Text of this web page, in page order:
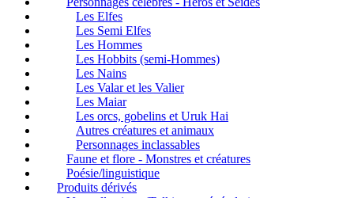
Les Elfes
Les Semi Elfes
Les Hommes
Les Hobbits (semi-Hommes)
Les Nains
Les Valar et les Valier
Les Maiar
Les orcs, gobelins et Uruk Hai
Autres créatures et animaux
Personnages inclassables
Faune et flore - Monstres et créatures
Poésie/linguistique
Produits dérivés